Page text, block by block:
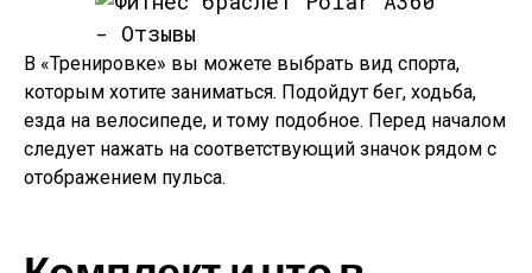
В «Тренировке» вы можете выбрать вид спорта,
которым хотите заниматься. Подойдут бег, ходьба,
езда на велосипеде, и тому подобное. Перед началом
следует нажать на соответствующий значок рядом с
отображением пульса.